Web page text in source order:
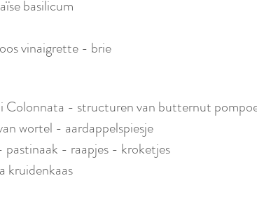
basilicum
vinaigrette - brie
Colonnata - structuren van butternut
wortel - aardappelspiesje
- raapjes - kroketjes
kruidenkaas